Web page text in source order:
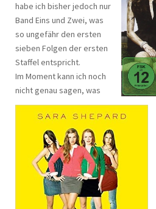
habe ich bisher jedoch nur
Band Eins und Zwei, was
so ungefähr den ersten
sieben Folgen der ersten
Staffel entspricht.
Im Moment kann ich noch
nicht genau sagen, was